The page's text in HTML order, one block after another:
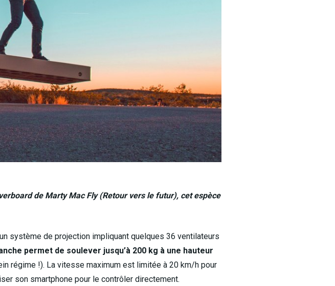
de Marty Mac Fly (Retour vers le futur), cet espèce
système de projection impliquant quelques 36 ventilateurs
permet de soulever jusqu’à 200 kg à une hauteur
régime !). La vitesse maximum est limitée à 20 km/h pour
son smartphone pour le contrôler directement.